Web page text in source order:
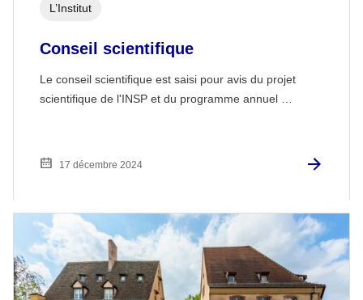
Conseil scientifique
Le conseil scientifique est saisi pour avis du projet
scientifique de l'INSP et du programme annuel …
L’Institut
17 décembre 2024